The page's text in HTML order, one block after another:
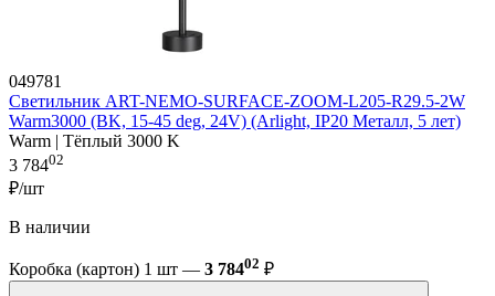
049781
Светильник ART-NEMO-SURFACE-ZOOM-L205-R29.5-2W
Warm3000 (BK, 15-45 deg, 24V) (Arlight, IP20 Металл, 5 лет)
Warm | Тёплый 3000 K
3 78402
₽/шт
В наличии
Коробка (картон) 1 шт — 3 78402 ₽